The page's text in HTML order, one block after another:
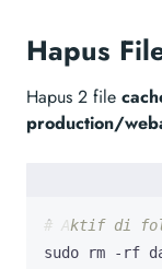
Hapus
Hapus 2 file
production/
# Aktif di
sudo rm -rf